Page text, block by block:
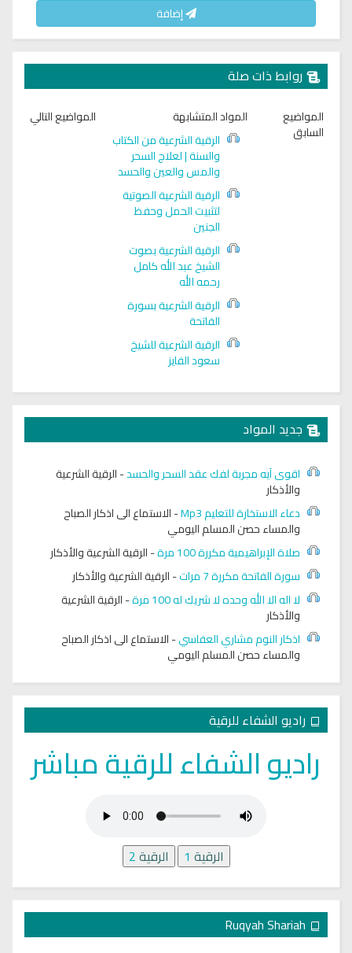
إضافة
روابط ذات صلة
المواضيع
السابق
المواد المتشابهة
الرقية الشرعية من الكتاب
والسنة | لعلاج السحر
والمس والعين والحسد
الرقية الشرعية الصوتية
لتثبيت الحمل وحفظ
الجنين
الرقية الشرعية بصوت
الشيخ عبد الله كامل
رحمه الله
الرقية الشرعية بسورة
الفاتحة
الرقية الشرعية للشيخ
سعود الفايز
المواضيع التالي
جديد المواد
اقوى آيه مجربة لفك عقد السحر والحسد-الرقية الشرعية
والأذكار
دعاء الاستخارة للتعليم Mp3
-الاستماع الى اذكار الصباح
والمساء حصن المسلم اليومي
صلاة الإبراهيمية مكررة 100 مرة
-الرقية الشرعية والأذكار
سورة الفاتحة مكررة 7 مرات
-الرقية الشرعية والأذكار
لا اله الا الله وحده لا شريك له 100 مرة
-الرقية الشرعية
والأذكار
اذكار النوم مشاري العفاسي-الاستماع الى اذكار الصباح
والمساء حصن المسلم اليومي
راديو الشفاء للرقية
راديو الشفاء للرقية مباشر
الرقية 1 الرقية2